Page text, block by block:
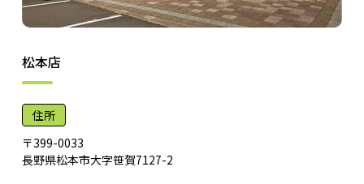
松本店
住所
〒399-0033
長野県松本市大字笹賀7127-2